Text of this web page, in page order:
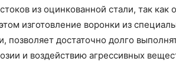
из оцинкованной стали, так
изготовление воронки из
позволяет достаточно долго
и воздействию агрессивных